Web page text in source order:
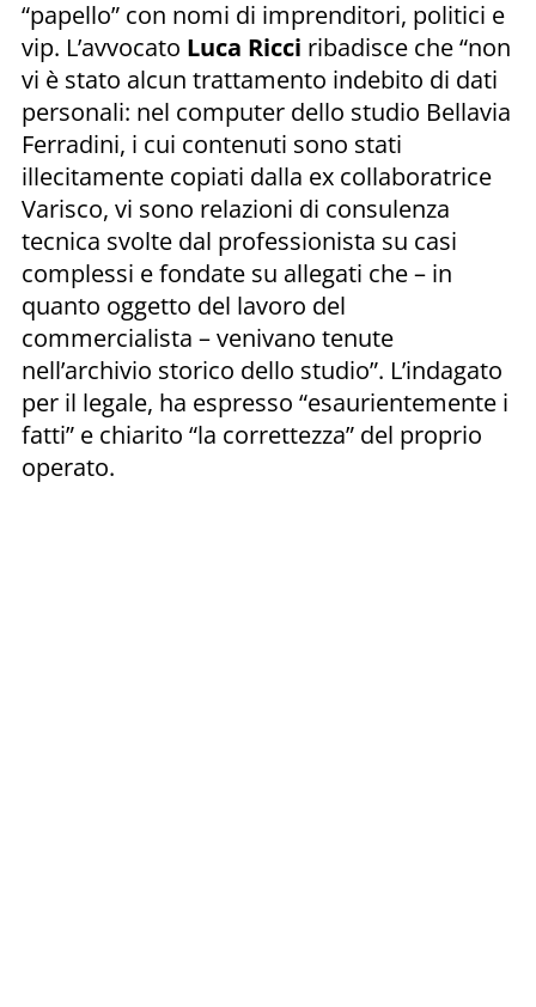
“papello” con nomi di imprenditori, politici e
vip. L’avvocato Luca Ricci ribadisce che “non
vi è stato alcun trattamento indebito di dati
personali: nel computer dello studio Bellavia
Ferradini, i cui contenuti sono stati
illecitamente copiati dalla ex collaboratrice
Varisco, vi sono relazioni di consulenza
tecnica svolte dal professionista su casi
complessi e fondate su allegati che – in
quanto oggetto del lavoro del
commercialista – venivano tenute
nell’archivio storico dello studio”. L’indagato
per il legale, ha espresso “esaurientemente i
fatti” e chiarito “la correttezza” del proprio
operato.